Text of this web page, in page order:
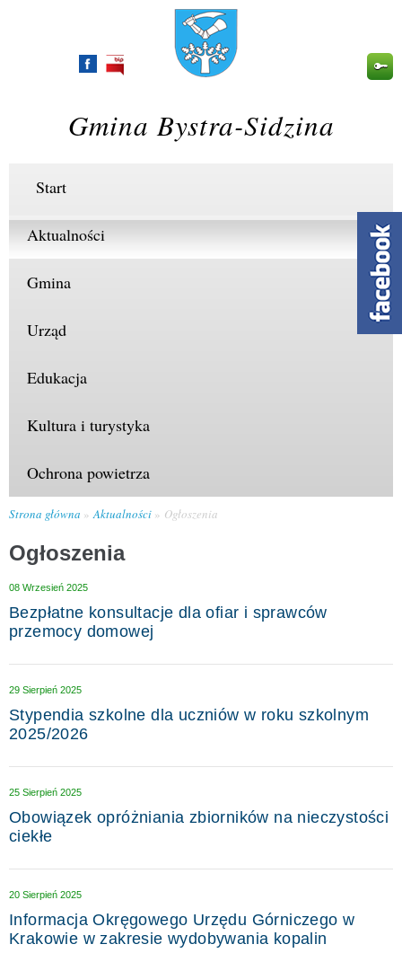
Przejdź
Gmina Bystra-Sidzina
Start
Aktualności
Gmina
Urząd
Edukacja
Kultura i turystyka
Ochrona powietrza
Strona główna Aktualności Ogłoszenia
Ogłoszenia
08 Wrzesień 2025
Bezpłatne konsultacje dla ofiar i sprawców
przemocy domowej
29 Sierpień 2025
Stypendia szkolne dla uczniów w roku szkolnym
2025/2026
25 Sierpień 2025
Obowiązek opróżniania zbiorników na nieczystości
ciekłe
20 Sierpień 2025
Informacja Okręgowego Urzędu Górniczego w
Krakowie w zakresie wydobywania kopalin